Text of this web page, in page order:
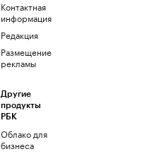
Контактная
информация
Редакция
Размещение
рекламы
Другие
продукты
РБК
Облако для
бизнеса